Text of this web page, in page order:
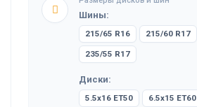
Шины:
215/65 R16 215/60 R17
235/55 R17
Диски:
5.5x16 ET50 6.5x15 ET60